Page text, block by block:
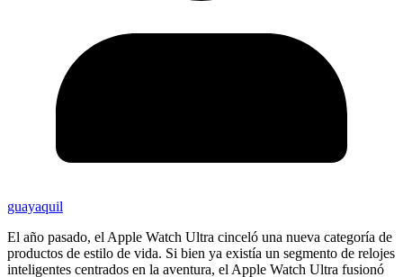
guayaquil
El año pasado, el Apple Watch Ultra cinceló una nueva categoría de
productos de estilo de vida. Si bien ya existía un segmento de relojes
inteligentes centrados en la aventura, el Apple Watch Ultra fusionó